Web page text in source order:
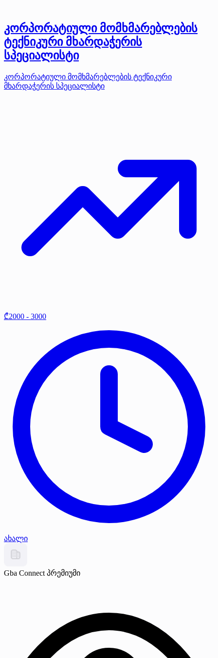
კორპორატიული მომხმარებლების
ტექნიკური მხარდაჭერის
სპეციალისტი
კორპორატიული მომხმარებლების ტექნიკური
მხარდაჭერის სპეციალისტი
₾2000 - 3000
ახალი
Gba Connect პრემიუმი